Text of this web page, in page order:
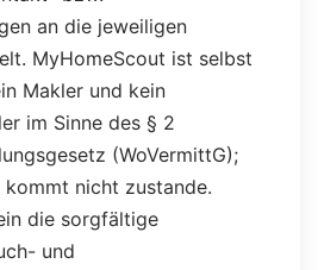
an die jeweiligen
MyHomeScout ist selbst
Makler und kein
im Sinne des § 2
(WoVermittG);
nicht zustande.
die sorgfältige
und